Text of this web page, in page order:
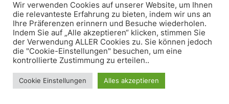
Inspiro WordPress Theme von WPZOOM
Wir verwenden Cookies auf unserer Website, um Ihnen
die relevanteste Erfahrung zu bieten, indem wir uns an
Ihre Präferenzen erinnern und Besuche wiederholen.
Indem Sie auf „Alle akzeptieren“ klicken, stimmen Sie
der Verwendung ALLER Cookies zu. Sie können jedoch
die "Cookie-Einstellungen" besuchen, um eine
kontrollierte Zustimmung zu erteilen..
Cookie Einstellungen Alles akzeptieren